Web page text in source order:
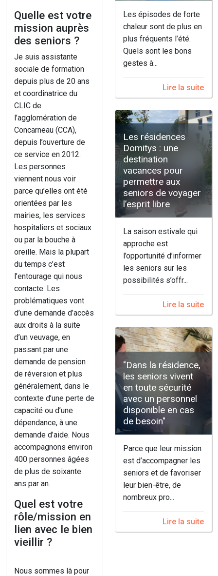
Quelle est votre
mission auprès
des seniors ?
Je suis assistante
sociale de formation
depuis plus de 20 ans
et coordinatrice du
CLIC de
l’agglomération de
Concarneau (CCA),
depuis l’ouverture de
ce service en 2012.
Les personnes
viennent nous voir
parce qu’elles ont été
orientées par les
mairies, les services
hospitaliers et sociaux
ou par la bouche à
oreille. Mais la plupart
du temps c’est
l’entourage qui nous
contacte. Les
problématiques vont
d’une demande d’accès
aux droits à la suite
d’un veuvage, en
passant par une
demande de pension
de réversion et plus
généralement, dans le
contexte d’une perte de
capacité ou d’une
dépendance, à une
demande d’aide. Nous
accompagnons environ
400 personnes âgées
de plus de soixante
ans par an.
Quel est votre
rôle/mission en
lien avec le bien
vieillir ?
Nous sommes là pour
Les épisodes de forte
chaleur sont de plus en
plus fréquents l’été.
Quels sont les bons
gestes à...
Lire la suite
Les résidences
Domitys : une
destination
vacances pour
permettre aux
seniors de voyager
l’esprit libre
La saison estivale qui
approche est
l’opportunité d’informer
les seniors sur les
possibilités s’offr...
Lire la suite
"Dans la résidence,
les seniors vivent
en toute sécurité
avec un personnel
disponible en cas
de besoin"
Parce que leur mission
est d’accompagner les
seniors et de favoriser
leur bien-être, de
nombreux pro...
Lire la suite